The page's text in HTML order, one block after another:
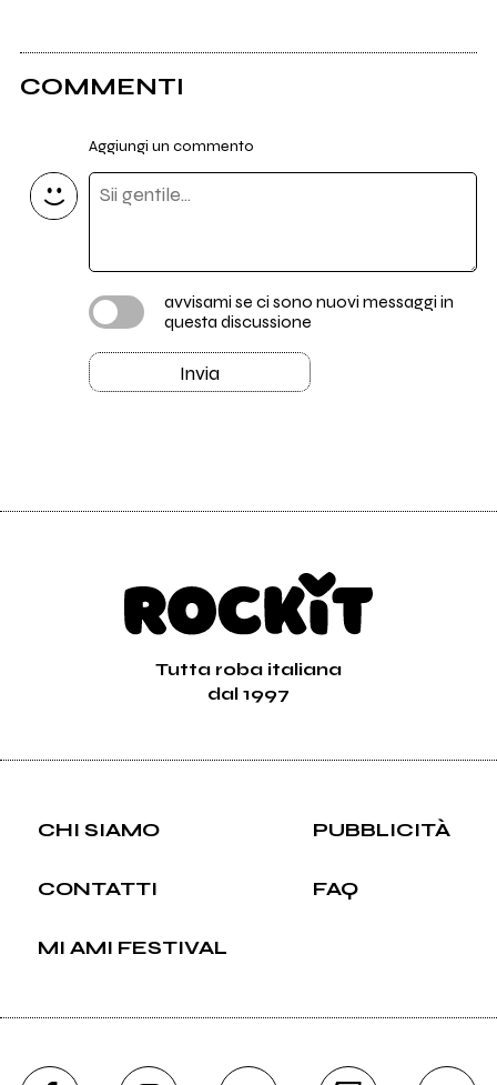
COMMENTI
Aggiungi un commento
avvisami se ci sono nuovi messaggi in
questa discussione
Invia
Tutta roba italiana
dal 1997
CHI SIAMO PUBBLICITÀ
CONTATTI FAQ
MI AMI FESTIVAL